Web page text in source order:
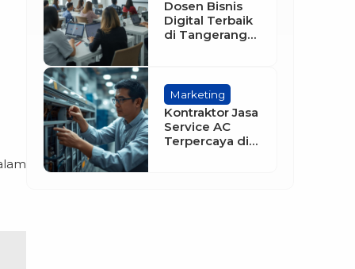
Dosen Bisnis
Digital Terbaik
di Tangerang
Pendidikan
Digital di Era
Modern
Marketing
Kontraktor Jasa
Service AC
Terpercaya di